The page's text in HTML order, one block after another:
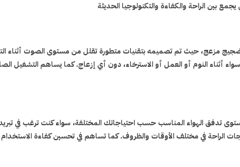
بين الراحة والكفاءة والتكنولوجيا الحديثة
مزعج، حيث تم تصميمه بتقنيات متطورة تقلل من مستوى الصوت أثناء
سواء أثناء النوم أو العمل أو الاسترخاء، دون أي إزعاج. كما يساهم
تدفق الهواء المناسب حسب احتياجاتك المختلفة، سواء كنت ترغب في
الراحة في مختلف الأوقات والظروف. كما تساهم في تحسين كفاءة